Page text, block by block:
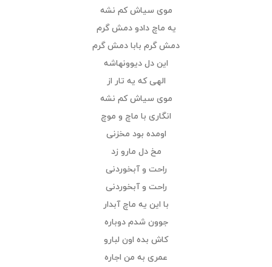
موی سیاش کم نشه
یه ماچ دادو دمش گرم
دمش گرم بابا دمش گرم
این دل دیوونه‎اشه
الهی که یه تار از
موی سیاش کم نشه
انگاری با ماچ و موچ
اومده بود مخ‎زنی
مخ دل مارو زد
راحت و آب‎خوردنی
راحت و آب‎خوردنی
با این یه ماچ آبدار
جوون شدم دوباره
کاش بده اون لبارو
عمری به من اجاره